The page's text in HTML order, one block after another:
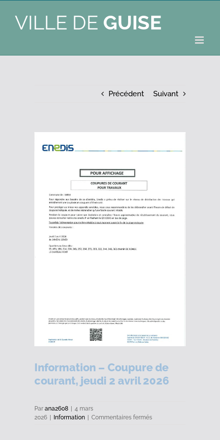
VILLE DE GUISE
Précédent Suivant
l'image
Information – Coupure de
courant, jeudi 2 avril 2026
Par ana2608
4 mars
2026
Information Commentaires ferméssur